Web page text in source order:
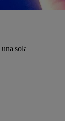
sola